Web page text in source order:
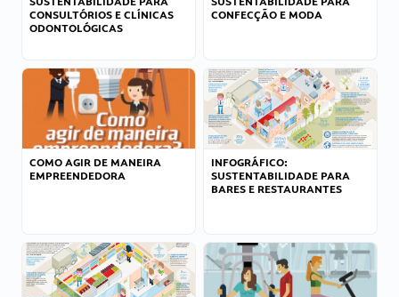
CONSULTÓRIOS E CLÍNICAS
ODONTOLÓGICAS
CONFECÇÃO E MODA
COMO AGIR DE MANEIRA
EMPREENDEDORA
INFOGRÁFICO:
SUSTENTABILIDADE PARA
BARES E RESTAURANTES